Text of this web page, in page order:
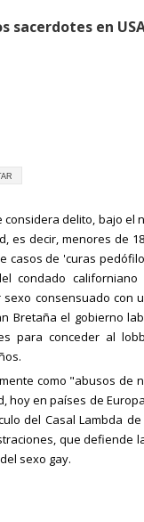
sacerdotes en
considera delito, bajo
es decir, menores de
casos de 'curas
condado
consensuado con
Bretaña el gobierno
para conceder al
como "abusos
hoy en países de
del Casal Lambda
que defiende
sexo gay.